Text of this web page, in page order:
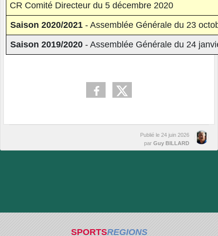
CR Comité Directeur du 5 décembre 2020
Saison 2020/2021 - Assemblée Générale du 23
Saison 2019/2020 - Assemblée Générale du 24
Publié le 24 juin 2026
par Guy BILLARD
SPORTSREGIONS